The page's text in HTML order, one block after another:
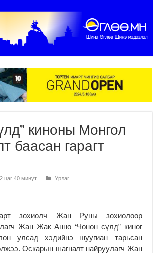
киноны Монгол
баасан гарагт
цаг 40 минут Урлаг
зохиолч Жан Руны зохиолоор
Жан Жак Анно “Чонон сүлд” киног
улсад хэдийнэ шуугиан тарьсан
Оскарын шагналт найруулагч Жан